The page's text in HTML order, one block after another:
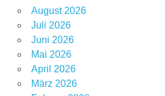
August 2026
Juli 2026
Juni 2026
Mai 2026
April 2026
März 2026